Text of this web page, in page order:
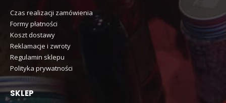
Czas realizacji zamówienia
Formy płatności
Koszt dostawy
Reklamacje i zwroty
Regulamin sklepu
Polityka prywatności
SKLEP